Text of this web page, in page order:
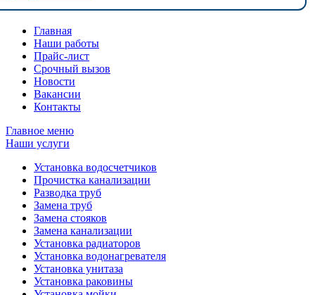
Главная
Наши работы
Прайс-лист
Срочный вызов
Новости
Вакансии
Контакты
Главное меню
Наши услуги
Установка водосчетчиков
Прочистка канализации
Разводка труб
Замена труб
Замена стояков
Замена канализации
Установка радиаторов
Установка водонагревателя
Установка унитаза
Установка раковины